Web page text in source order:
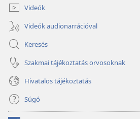
Videók
Videók audionarrációval
Keresés
Szakmai tájékoztatás orvosoknak
Hivatalos tájékoztatás
Súgó